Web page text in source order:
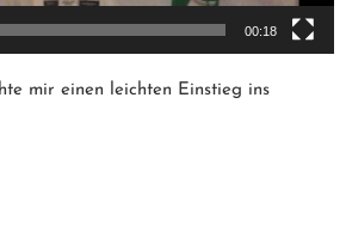
00:18
mir einen leichten Einstieg ins